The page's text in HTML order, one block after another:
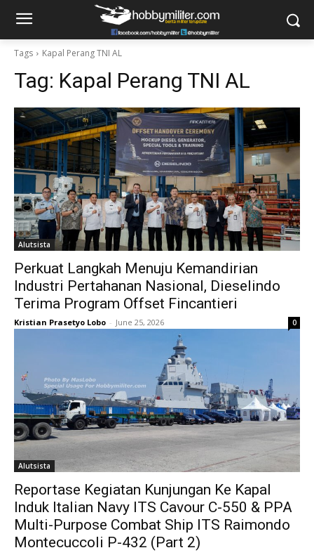
Tags Kapal Perang TNI AL
Tag: Kapal Perang TNI AL
Alutsista
Perkuat Langkah Menuju Kemandirian
Industri Pertahanan Nasional, Dieselindo
Terima Program Offset Fincantieri
Kristian Prasetyo Lobo - June 25, 2026 0
Alutsista
Reportase Kegiatan Kunjungan Ke Kapal
Induk Italian Navy ITS Cavour C-550 & PPA
Multi-Purpose Combat Ship ITS Raimondo
Montecuccoli P-432 (Part 2)